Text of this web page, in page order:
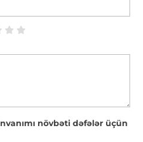
növbəti dəfələr üçün